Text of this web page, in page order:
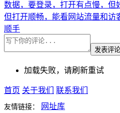
数据，要登录，打开有点慢，但
但打开顺畅，能看网站流量和访
顺手
发表评论
加载失败，请刷新重试
首页 关于我们 联系我们
友情链接：
网址库